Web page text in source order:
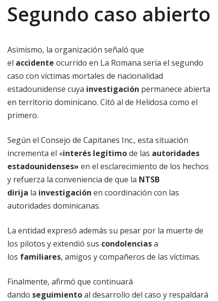
Segundo caso abierto
Asimismo, la organización señaló que
el accidente ocurrido en La Romana sería el segundo
caso con víctimas mortales de nacionalidad
estadounidense cuya investigación permanece abierta
en territorio dominicano. Citó al de Helidosa como el
primero.
Según el Consejo de Capitanes Inc., esta situación
incrementa el «interés legítimode las autoridades
estadounidenses» en el esclarecimiento de los hechos
y refuerza la conveniencia de que la NTSB
dirija la investigación en coordinación con las
autoridades dominicanas.
La entidad expresó además su pesar por la muerte de
los pilotos y extendió sus condolenciasa
los familiares, amigos y compañeros de las víctimas.
Finalmente, afirmó que continuará
dando seguimientoal desarrollo del caso y respaldará